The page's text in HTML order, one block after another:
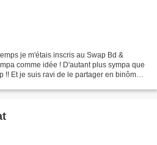
je m'étais inscris au Swap Bd &
comme idée ! D'autant plus sympa que
!! Et je suis ravi de le partager en binôme